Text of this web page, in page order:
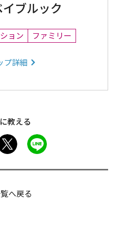
イブルック
ョン ファミリー
プ詳細
教える
へ戻る